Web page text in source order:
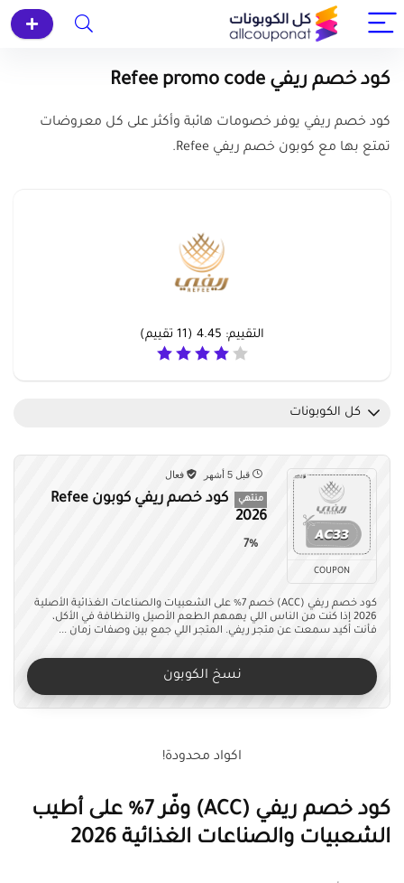
كود خصم ريفي Refee promo code
كود خصم ريفي يوفر خصومات هائبة وأكثر على كل معروضات
تمتع بها مع كوبون خصم ريفي Refee.
التقييم: 4.45
(
11 تقييم)
كل الكوبونات
COUPON
قبل 5 أشهر فعال
منتهي
كود خصم ريفي كوبون Refee
2026
7%
كود خصم ريفي (ACC) خصم 7% على الشعبيات والصناعات الغذائية الأصلية
2026 إذا كنت من الناس اللي يهمهم الطعم الأصيل والنظافة في الأكل،
فأنت أكيد سمعت عن متجر ريفي. المتجر اللي جمع بين وصفات زمان ...
نسخ الكوبون
اكواد محدودة!
كود خصم ريفي (ACC) وفّر 7% على أطيب
الشعبيات والصناعات الغذائية 2026